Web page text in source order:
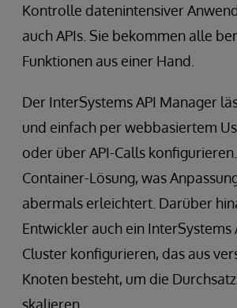
Kontrolle datenintensiver
auch APIs. Sie bekommen alle
Funktionen aus einer Hand.
Der InterSystems API Manager
und einfach per webbasiertem
oder über API-Calls
Container-Lösung, was
abermals erleichtert. Darüber
Entwickler auch ein InterSystems
Cluster konfigurieren, das aus
Knoten besteht, um die
skalieren.